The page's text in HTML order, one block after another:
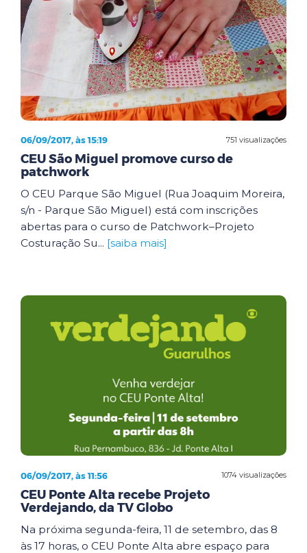
751 visualizações
06/09/2017, às 15:19
CEU São Miguel promove curso de
patchwork
O CEU Parque São Miguel (Rua Joaquim Moreira,
s/n - Parque São Miguel) está com inscrições
abertas para o curso de Patchwork–Projeto
Costuração Su... [saiba mais]
1074 visualizações
06/09/2017, às 11:56
CEU Ponte Alta recebe Projeto
Verdejando, da TV Globo
Na próxima segunda-feira, 11 de setembro, das 8
às 17 horas, o CEU Ponte Alta abre espaço para